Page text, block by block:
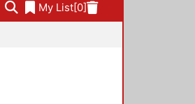
My List[0]